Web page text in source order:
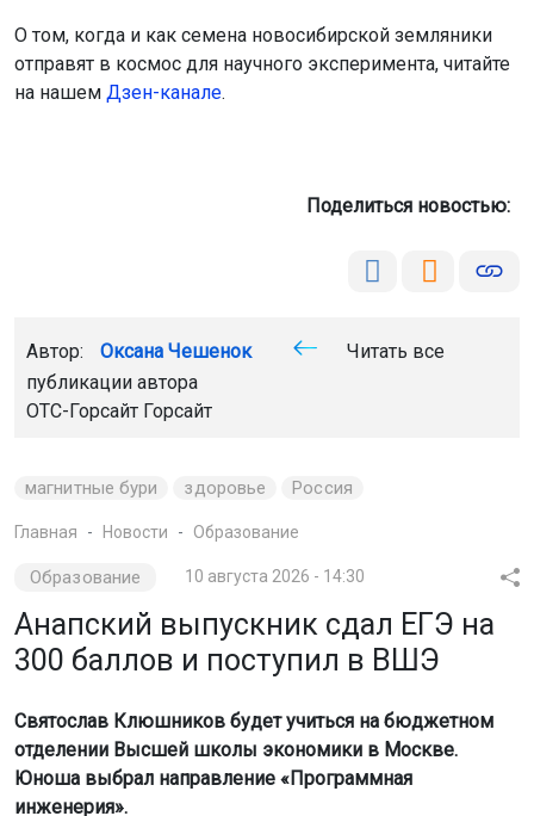
О том, когда и как семена новосибирской земляники
отправят в космос для научного эксперимента, читайте
на нашем Дзен-канале.
Поделиться новостью:
Автор: Оксана Чешенок
Читать все
публикации автора
ОТС-Горсайт Горсайт
магнитные бури здоровье Россия
Главная Новости Образование
Образование 10 августа 2026 - 14:30
Анапский выпускник сдал ЕГЭ на
300 баллов и поступил в ВШЭ
Святослав Клюшников будет учиться на бюджетном
отделении Высшей школы экономики в Москве.
Юноша выбрал направление «Программная
инженерия».